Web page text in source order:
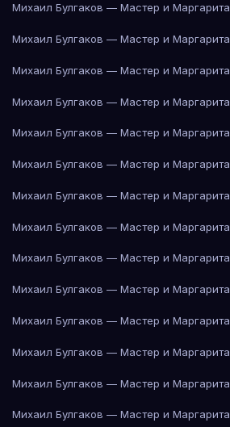
Михаил Булгаков — Мастер и Маргарита
Михаил Булгаков — Мастер и Маргарита
Михаил Булгаков — Мастер и Маргарита
Михаил Булгаков — Мастер и Маргарита
Михаил Булгаков — Мастер и Маргарита
Михаил Булгаков — Мастер и Маргарита
Михаил Булгаков — Мастер и Маргарита
Михаил Булгаков — Мастер и Маргарита
Михаил Булгаков — Мастер и Маргарита
Михаил Булгаков — Мастер и Маргарита
Михаил Булгаков — Мастер и Маргарита
Михаил Булгаков — Мастер и Маргарита
Михаил Булгаков — Мастер и Маргарита
Михаил Булгаков — Мастер и Маргарита